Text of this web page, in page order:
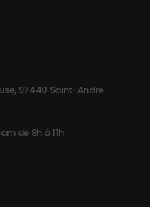
97440 Saint-André
de 8h à 11h